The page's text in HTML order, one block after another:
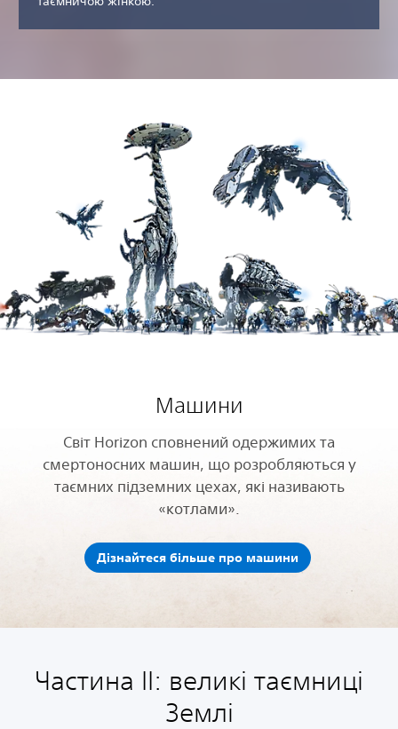
Машини
Світ Horizon сповнений одержимих та
смертоносних машин, що розробляються у
таємних підземних цехах, які називають
«котлами».
Дізнайтеся більше про машини
Частина II: великі таємниці
Землі